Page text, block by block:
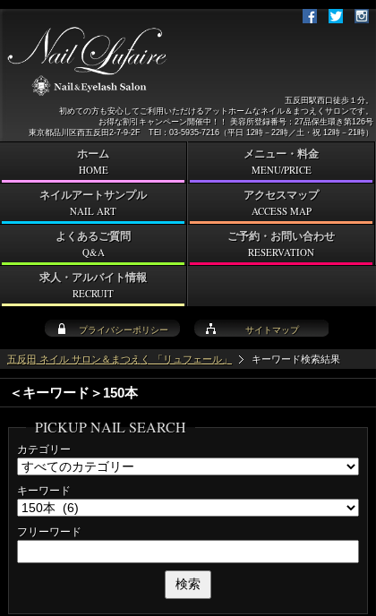
五反田 ネイル サロン＆まつえく 「リュフェール」 キーワード検索結果
＜キーワード＞150本
PICKUP NAIL SEARCH
カテゴリー
キーワード
フリーワード
プライバシーポリシー サイトマップ
五反田駅西口徒歩１分。
初めての方も安心してご利用いただけるアットホームなネイル＆まつえくサロンです。
お得な割引キャンペーン開催中！！ 美容所登録番号：27品保生環き第126号
東京都品川区西五反田2-7-9-2F TEl：03-5935-7216（平日 12時－22時／土・祝 12時－21時）
ホーム
HOME
メニュー・料金
MENU/PRICE
ネイルアートサンプル
NAIL ART
アクセスマップ
ACCESS MAP
よくあるご質問
Q&A
ご予約・お問い合わせ
RESERVATION
求人・アルバイト情報
RECRUIT